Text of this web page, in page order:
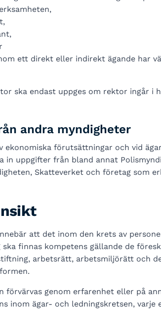
ett direkt eller indirekt ägande har
ska endast uppges om rektor ingår i
andra myndigheter
ekonomiska förutsättningar och vid
in uppgifter från bland annat
Skatteverket och företag som
att det inom den krets av
ska finnas kompetens gällande de
arbetsrätt, arbetsmiljörätt och
förvärvas genom erfarenhet eller på
inom ägar- och ledningskretsen,